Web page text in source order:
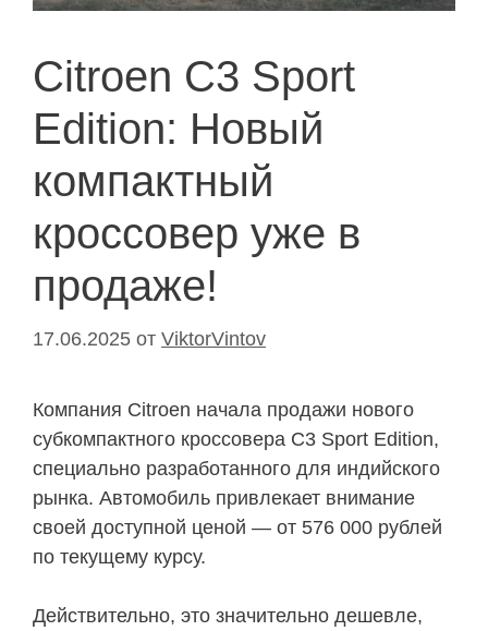
Citroen C3 Sport
Edition: Новый
компактный
кроссовер уже в
продаже!
17.06.2025 от ViktorVintov
Компания Citroen начала продажи нового
субкомпактного кроссовера C3 Sport Edition,
специально разработанного для индийского
рынка. Автомобиль привлекает внимание
своей доступной ценой — от 576 000 рублей
по текущему курсу.
Действительно, это значительно дешевле,